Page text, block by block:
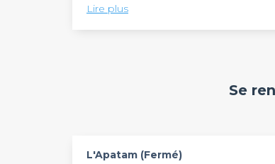
La cuisine haute gamme, changeante
Lire plus
Se
L'Apatam (Fermé)